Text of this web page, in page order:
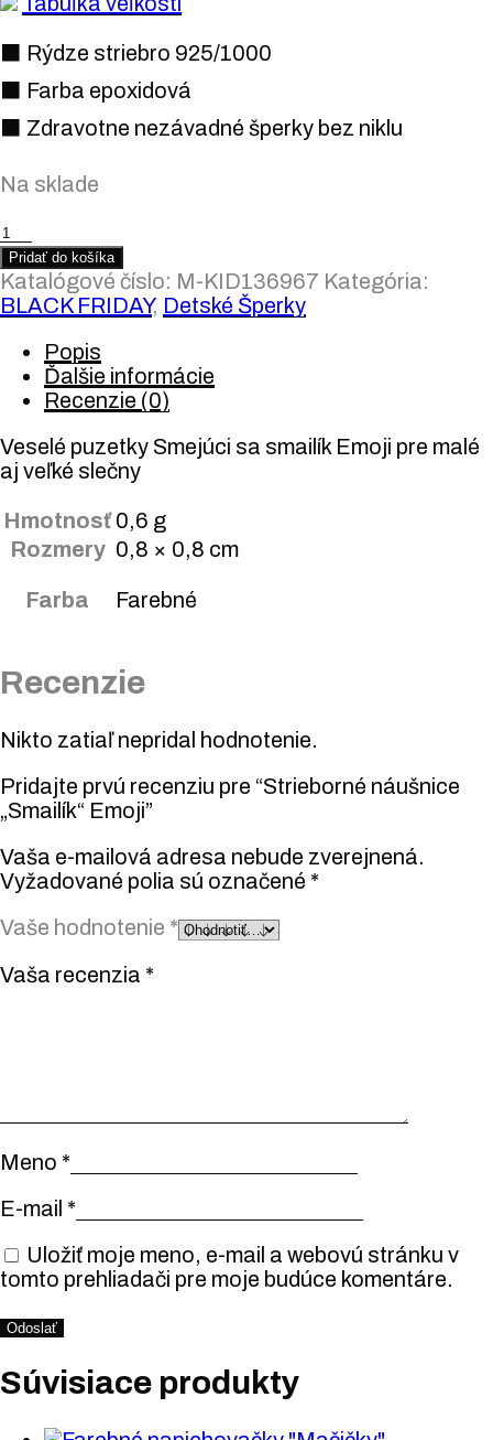
⬛ Rýdze striebro 925/1000
⬛ Farba epoxidová
⬛ Zdravotne nezávadné šperky bez niklu
Na sklade
množstvo
Strieborné
náušnice
"Smailík"
Pridať do košíka
Katalógové číslo: M-KID136967 Kategória:
BLACK FRIDAY, Detské Šperky
Popis
Ďalšie informácie
Recenzie (0)
Veselé puzetky Smejúci sa smailík Emoji pre malé
aj veľké slečny
Hmotnosť 0,6 g
Rozmery 0,8 × 0,8 cm
Farba Farebné
Recenzie
Nikto zatiaľ nepridal hodnotenie.
Pridajte prvú recenziu pre “Strieborné náušnice
„Smailík“ Emoji”
Vaša e-mailová adresa nebude zverejnená.
Vyžadované polia sú označené *
Vaše hodnotenie *
Vaša recenzia *
Meno *
E-mail *
Uložiť moje meno, e-mail a webovú stránku v
tomto prehliadači pre moje budúce komentáre.
Súvisiace produkty